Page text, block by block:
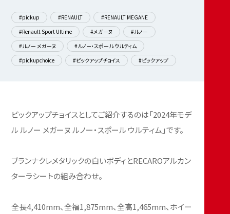
#pickup #RENAULT
#RENAULT MEGANE
#Renault Sport Ultime
#メガーヌ
#ルノー
#ルノー メガーヌ
#ルノー・スポール ウルティム
#pickupchoice
#ピックアップチョイス #ピックアップ
ピックアップチョイスとしてご紹介するのは「2024年モデ
ル ルノー メガーヌ ルノー・スポール ウルティム」です。
ブランナクレメタリックの白いボディとRECAROアルカン
ターラシートの組み合わせ。
全長4,410mm、全福1,875mm、全高1,465mm、ホイー